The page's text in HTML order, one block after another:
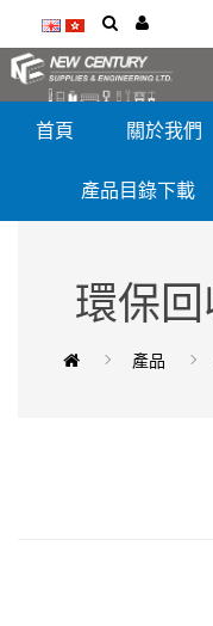
首頁 關於我們
產品目錄下載
環保
產品